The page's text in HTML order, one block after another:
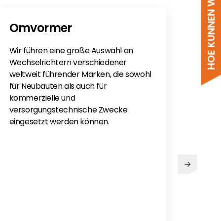
Omvormer
Wir führen eine große Auswahl an
Wechselrichtern verschiedener
weltweit führender Marken, die sowohl
für Neubauten als auch für
kommerzielle und
versorgungstechnische Zwecke
eingesetzt werden können.